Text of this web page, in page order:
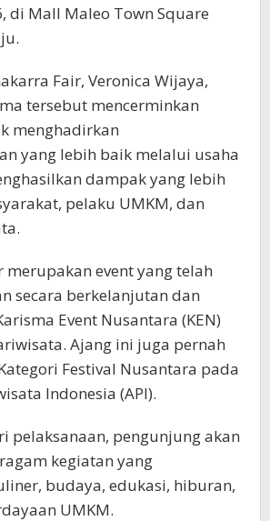
di Mall Maleo Town Square
Fair, Veronica Wijaya,
tersebut mencerminkan
menghadirkan
yang lebih baik melalui usaha
dampak yang lebih
pelaku UMKM, dan
merupakan event yang telah
secara berkelanjutan dan
Event Nusantara (KEN)
Ajang ini juga pernah
Festival Nusantara pada
Indonesia (API).
pelaksanaan, pengunjung akan
kegiatan yang
budaya, edukasi, hiburan,
UMKM.